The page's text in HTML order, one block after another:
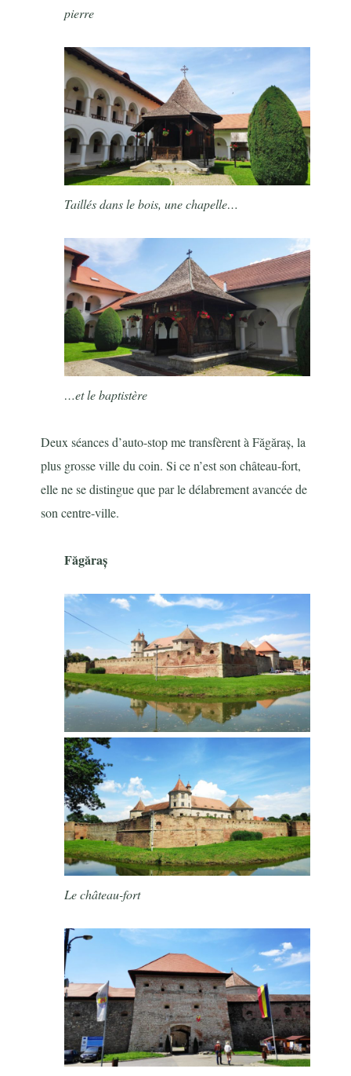
pierre
Taillés dans le bois, une chapelle…
…et le baptistère
Deux séances d’auto-stop me transfèrent à Făgăraș, la
plus grosse ville du coin. Si ce n’est son château-fort,
elle ne se distingue que par le délabrement avancée de
son centre-ville.
Făgăraș
Le château-fort